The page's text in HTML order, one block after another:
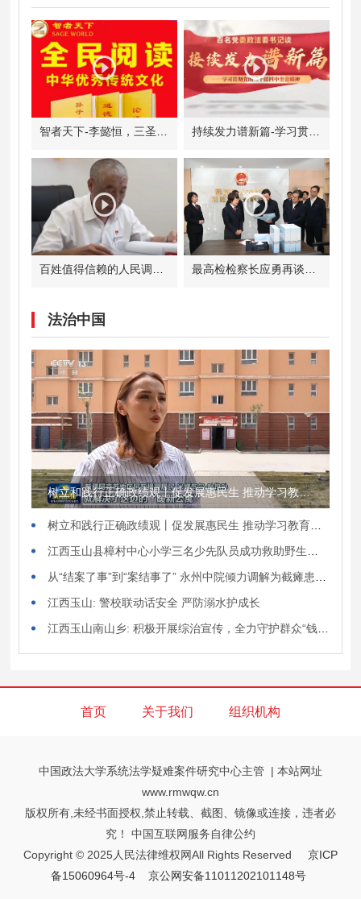
持续发力谱新篇-学习贯彻党的二十届四中全会精神
法治中国
树立和践行正确政绩观丨促发展惠民生 推动学习教育走深走实
树立和践行正确政绩观丨促发展惠民生 推动学习教育走深走实
江西玉山县樟村中心小学三名少先队员成功救助野生保护动物猫头鹰
从“结案了事”到“案结事了” 永州中院倾力调解为截瘫患者追回百万赔偿
江西玉山: 警校联动话安全 严防溺水护成长
江西玉山南山乡: 积极开展综治宣传，全力守护群众“钱袋子”“药瓶子”“脑瓜子”
首页 关于我们 组织机构
中国政法大学系统法学疑难案件研究中心主管 | 本站网址
www.rmwqw.cn
版权所有,未经书面授权,禁止转载、截图、镜像或连接，违者必
究！ 中国互联网服务自律公约
Copyright © 2025人民法律维权网All Rights Reserved 京ICP
备15060964号-4
京公网安备11011202101148号